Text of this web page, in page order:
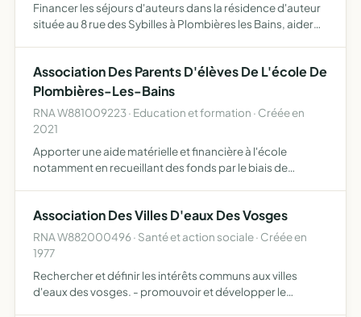
Financer les séjours d'auteurs dans la résidence d'auteur
située au 8 rue des Sybilles à Plombières les Bains, aider
Association Des Parents D'élèves De L'école De
Plombières-Les-Bains
RNA W881009223 · Education et formation · Créée en
2021
Apporter une aide matérielle et financière à l'école
notamment en recueillant des fonds par le biais de
lotos,…
Association Des Villes D'eaux Des Vosges
RNA W882000496 · Santé et action sociale · Créée en
1977
Rechercher et définir les intérêts communs aux villes
d'eaux des vosges. - promouvoir et développer le